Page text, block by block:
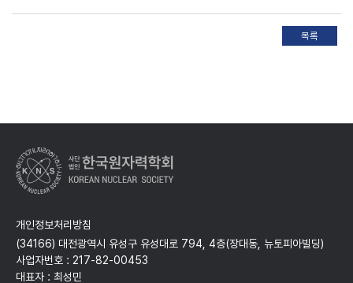
개인정보처리방침
(34166) 대전광역시 유성구 유성대로 794, 4층(장대동, 뉴토피아빌딩)
사업자번호 : 217-82-00453
대표자 : 최성민